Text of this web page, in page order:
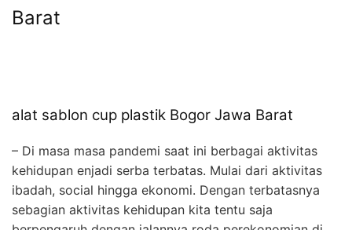
Barat
alat sablon cup plastik Bogor Jawa Barat
– Di masa masa pandemi saat ini berbagai aktivitas
kehidupan enjadi serba terbatas. Mulai dari aktivitas
ibadah, social hingga ekonomi. Dengan terbatasnya
sebagian aktivitas kehidupan kita tentu saja